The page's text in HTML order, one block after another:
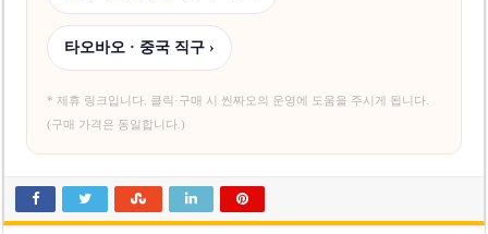
타오바오 · 중국 직구 ›
* 제휴 링크입니다. 클릭·구매 시 씬짜오의 운영에 도움을 주시게 됩니다.
(구매 가격은 동일합니다.)